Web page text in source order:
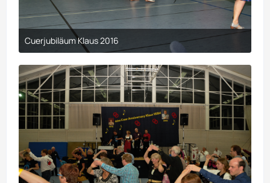
Cuerjubiläum Klaus 2016
9. April 2017 um 00:29